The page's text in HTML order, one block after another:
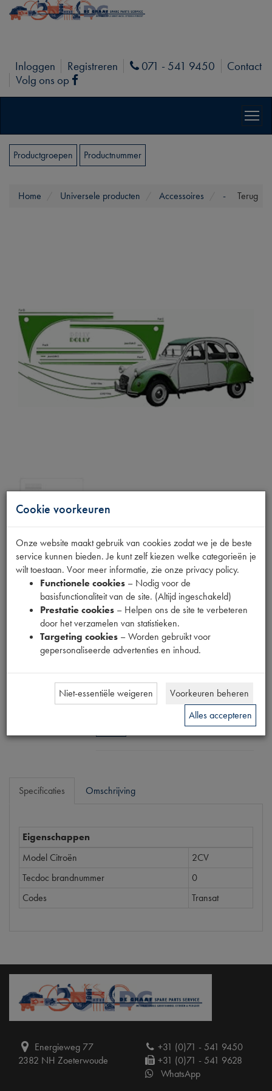
Inloggen Registreren Phone
071 - 541 9450
Contact
Volg ons op
Facebook
Productgroepen Productnummer
Terug
Home Universele producten Accessoires -
STICKERSET
DOLLY VERT
BAMBOU
Productnummer
1890023
€81,74 67,55excl. btw)
Specificaties Omschrijving
Eigenschappen
Model Citroën
2CV
Tecdoc brandnummer
0
Codes
Transat
Energieweg 77
2382 NH Zoeterwoude
+31 (0)71 - 541 9450
+31 (0)71 - 541 9628
WhatsApp
Cookie voorkeuren
Onze website maakt gebruik van cookies zodat we je de beste
service kunnen bieden. Je kunt zelf kiezen welke categorieën je
wilt toestaan. Voor meer informatie, zie onze privacy policy.
Functionele cookies – Nodig voor de
basisfunctionaliteit van de site. (Altijd ingeschakeld)
Prestatie cookies – Helpen ons de site te verbeteren
door het verzamelen van statistieken.
Targeting cookies – Worden gebruikt voor
gepersonaliseerde advertenties en inhoud.
Niet-essentiële weigeren
Voorkeuren beheren
Alles accepteren